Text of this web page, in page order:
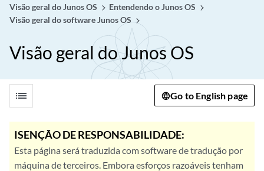
Visão geral do Junos OS
Entendendo o Junos OS
Visão geral do software Junos OS
Visão geral do Junos OS
list Go to English page
ISENÇÃO DE RESPONSABILIDADE:
Esta página será traduzida com software de tradução por
máquina de terceiros. Embora esforços razoáveis tenham